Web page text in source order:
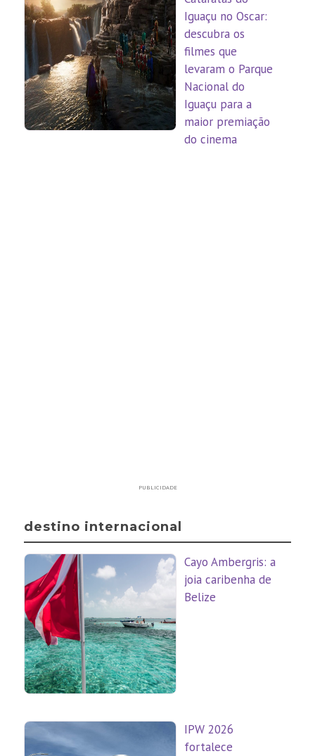
Iguaçu no Oscar:
descubra os
filmes que
levaram o Parque
Nacional do
Iguaçu para a
maior premiação
do cinema
PUBLICIDADE
destino internacional
Cayo Ambergris: a
joia caribenha de
Belize
IPW 2026
fortalece